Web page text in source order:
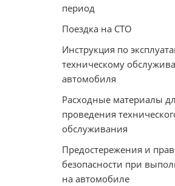
период
Поездка на СТО
Инструкция по
техническому
автомобиля
Расходные материалы
проведения
обслуживания
Предостережения и
безопасности при
на автомобиле